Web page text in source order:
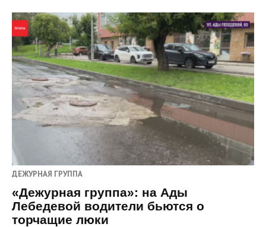
ДЕЖУРНАЯ ГРУППА
«Дежурная группа»: на Ады
Лебедевой водители бьются о
торчащие люки